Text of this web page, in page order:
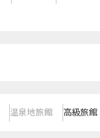
温泉地旅館 高級旅館